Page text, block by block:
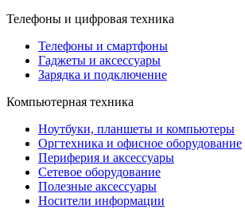
Телефоны и цифровая техника
Телефоны и смартфоны
Гаджеты и аксессуары
Зарядка и подключение
Компьютерная техника
Ноутбуки, планшеты и компьютеры
Оргтехника и офисное оборудование
Периферия и аксессуары
Cетевое оборудование
Полезные аксессуары
Носители информации